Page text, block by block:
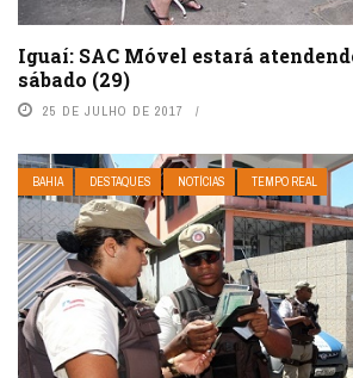
Iguaí: SAC Móvel estará
sábado (29)
25 DE JULHO DE 2017
BAHIA DESTAQUES NOTÍCIAS TEMPO REAL